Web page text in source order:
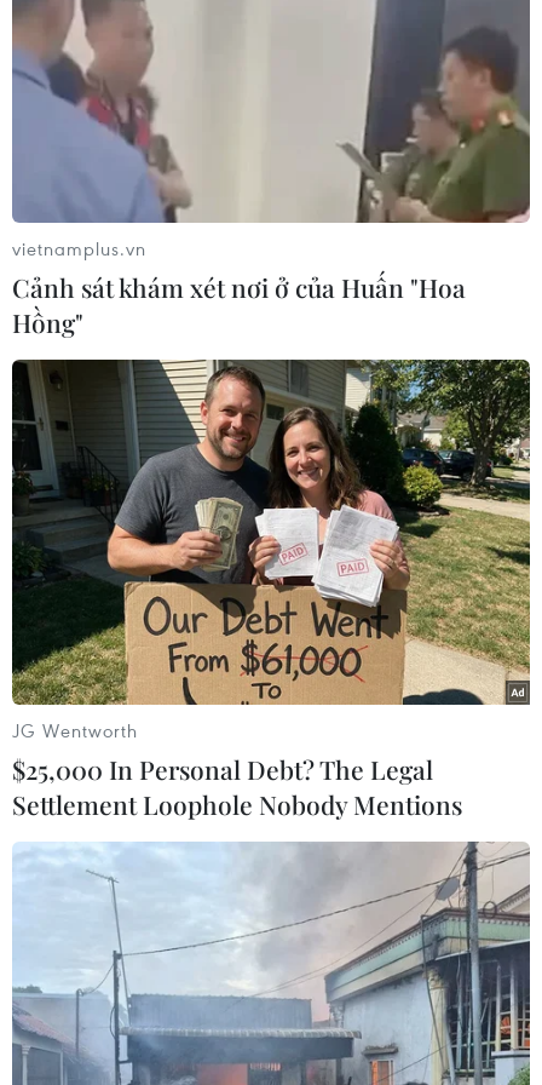
TIN LIÊN QUAN
Mỹ hỗ trợ 12 tỷ USD cho nông dân bị thiệt
hại do trả đũa thương mại
25/07/2018 03:32
Chính quyền Tổng thống Mỹ Donald Trump thông báo
hỗ trợ 12 tỷ USD cho những nông dân chịu ảnh hưởng
của các biện pháp trả đũa từ phía các đối tác nước
ngoài.
vietnamplus.vn
Cảnh sát khám xét nơi ở của Huấn "Hoa
Hồng"
JG Wentworth
$25,000 In Personal Debt? The Legal
Settlement Loophole Nobody Mentions